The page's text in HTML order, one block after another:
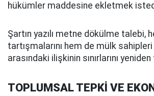
hükümler maddesine ekletmek
Şartın yazılı metne dökülme talebi,
tartışmalarını hem de mülk
arasındaki ilişkinin sınırlarını
TOPLUMSAL TEPKİ VE